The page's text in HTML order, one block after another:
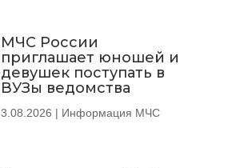
МЧС России
приглашает юношей и
девушек поступать в
ВУЗы ведомства
3.08.2026 | Информация МЧС